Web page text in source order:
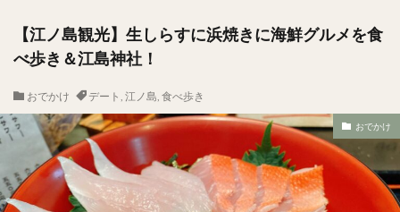
【江ノ島観光】生しらすに浜焼きに海鮮グルメを食
べ歩き＆江島神社！
おでかけ デート , 江ノ島, 食べ歩き
おでかけ